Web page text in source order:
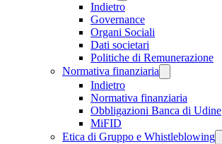
Indietro
Governance
Organi Sociali
Dati societari
Politiche di Remunerazione
Normativa finanziaria
Indietro
Normativa finanziaria
Obbligazioni Banca di Udine
MiFID
Etica di Gruppo e Whistleblowing